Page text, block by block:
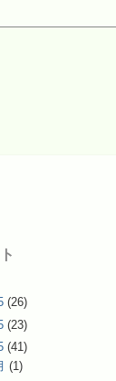
(26)
(23)
(41)
(1)